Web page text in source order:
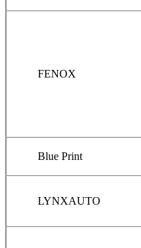
FENOX
Blue Print
LYNXAUTO